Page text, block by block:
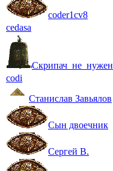
coder1cv8
cedasa
Скрипач_не_нужен
codi
Станислав Завьялов
Сын двоечник
Сергей В.